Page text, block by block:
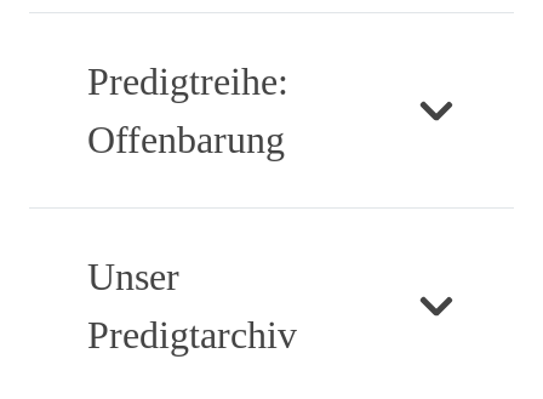
Predigtreihe:
Offenbarung
Unser
Predigtarchiv